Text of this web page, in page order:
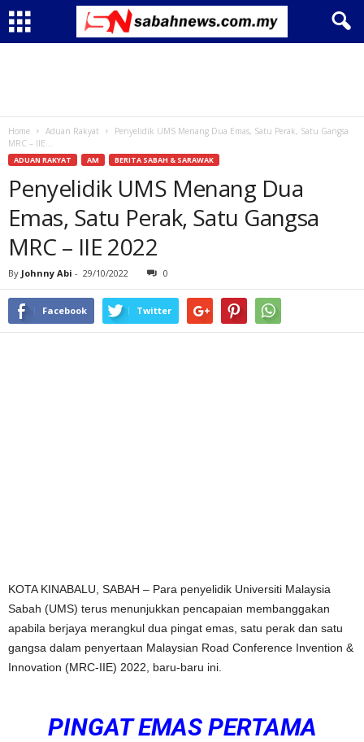
Home Aduan Rakyat
Penyelidik UMS Menang Dua Emas, Satu Perak, Satu Gangsa
MRC – IIE...
ADUAN RAKYAT AM BERITA SABAH & SARAWAK
Penyelidik UMS Menang Dua
Emas, Satu Perak, Satu Gangsa
MRC – IIE 2022
By Johnny Abi - 29/10/2022 0
Facebook Twitter
KOTA KINABALU, SABAH – Para penyelidik Universiti Malaysia
Sabah (UMS) terus menunjukkan pencapaian membanggakan
apabila berjaya merangkul dua pingat emas, satu perak dan satu
gangsa dalam penyertaan Malaysian Road Conference Invention &
Innovation (MRC-IIE) 2022, baru-baru ini.
PINGAT EMAS PERTAMA